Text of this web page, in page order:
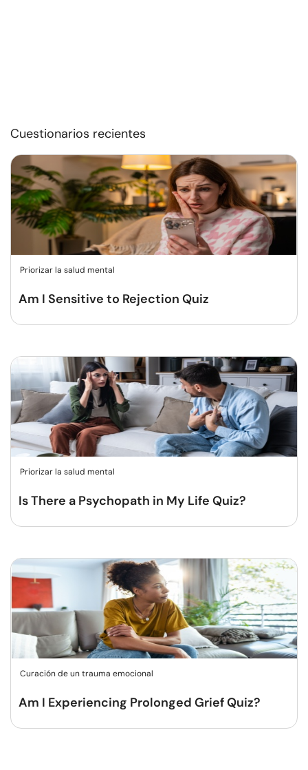
Cuestionarios recientes
Priorizar la salud mental
Am I Sensitive to Rejection Quiz
Priorizar la salud mental
Is There a Psychopath in My Life Quiz?
Curación de un trauma emocional
Am I Experiencing Prolonged Grief Quiz?